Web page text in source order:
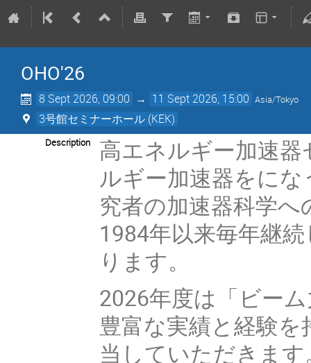
OHO'26
8 Sept 2026, 09:00 → 11 Sept 2026, 15:00 Asia/Tokyo
3号館セミナーホール (KEK)
Description
高エネルギー加速
ルギー加速器をに
究者の加速器科学
1984年以来毎年継
ります。
2026年度は「ビー
豊富な実績と経験
当していただきま